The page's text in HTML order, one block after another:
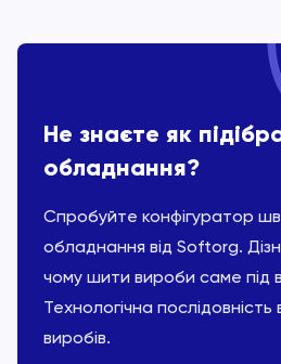
Не знаєте як
обладнання?
Спробуйте конфігуратор
обладнання від Softorg.
чому шити вироби саме під
Технологічна
виробів.